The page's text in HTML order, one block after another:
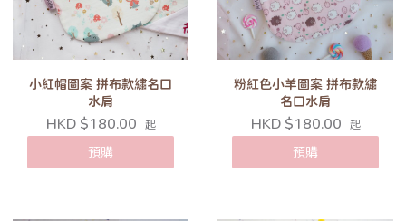
小紅帽圖案 拼布款繡名口
水肩
HKD $180.00 起
預購
粉紅色小羊圖案 拼布款繡
名口水肩
HKD $180.00 起
預購